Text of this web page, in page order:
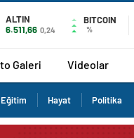
ALTIN
6.511,66 0,24
BITCOIN
%
Galeri Videolar
Eğitim Hayat Politika